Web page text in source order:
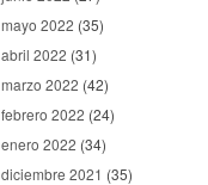
mayo 2022 (35)
abril 2022 (31)
marzo 2022 (42)
febrero 2022 (24)
enero 2022 (34)
diciembre 2021 (35)